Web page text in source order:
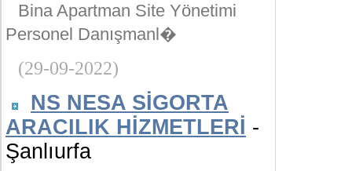
Bina Apartman Site Yönetimi
Personel Danışmanl�
(29-09-2022)
NS NESA SİGORTA
ARACILIK HİZMETLERİ -
Şanlıurfa